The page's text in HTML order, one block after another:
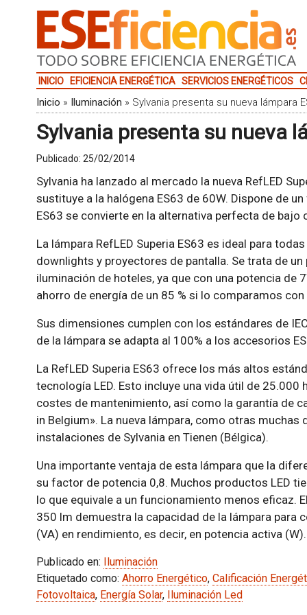
INICIO EFICIENCIA ENERGÉTICA SERVICIOS ENERGÉTICOS
Inicio » Iluminación » Sylvania presenta su nueva lámpara
Sylvania presenta su nueva
Publicado: 25/02/2014
Sylvania ha lanzado al mercado la nueva RefLED
sustituye a la halógena ES63 de 60W. Dispone de
ES63 se convierte en la alternativa perfecta de bajo
La lámpara RefLED Superia ES63 es ideal para
downlights y proyectores de pantalla. Se trata de
iluminación de hoteles, ya que con una potencia de
ahorro de energía de un 85 % si lo comparamos
Sus dimensiones cumplen con los estándares de
de la lámpara se adapta al 100% a los accesorios
La RefLED Superia ES63 ofrece los más altos
tecnología LED. Esto incluye una vida útil de
costes de mantenimiento, así como la garantía de
in Belgium». La nueva lámpara, como otras muchas
instalaciones de Sylvania en Tienen (Bélgica).
Una importante ventaja de esta lámpara que la
su factor de potencia 0,8. Muchos productos LED
lo que equivale a un funcionamiento menos eficaz.
350 lm demuestra la capacidad de la lámpara para
(VA) en rendimiento, es decir, en potencia activa (W).
Publicado en: Iluminación
Etiquetado como: Ahorro Energético, Calificación
Fotovoltaica, Energía Solar, Iluminación Led